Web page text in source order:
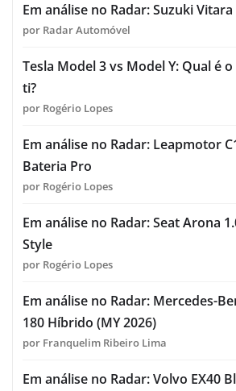
Em análise no Radar: Suzuki Vitara
por Radar Automóvel
Tesla Model 3 vs Model Y: Qual é
ti?
por Rogério Lopes
Em análise no Radar: Leapmotor
Bateria Pro
por Rogério Lopes
Em análise no Radar: Seat Arona
Style
por Rogério Lopes
Em análise no Radar: Mercedes-
180 Híbrido (MY 2026)
por Franquelim Ribeiro Lima
Em análise no Radar: Volvo EX40